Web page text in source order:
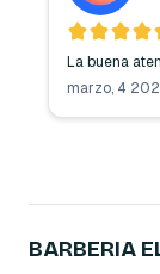
La buena
marzo, 4
BARBERIA